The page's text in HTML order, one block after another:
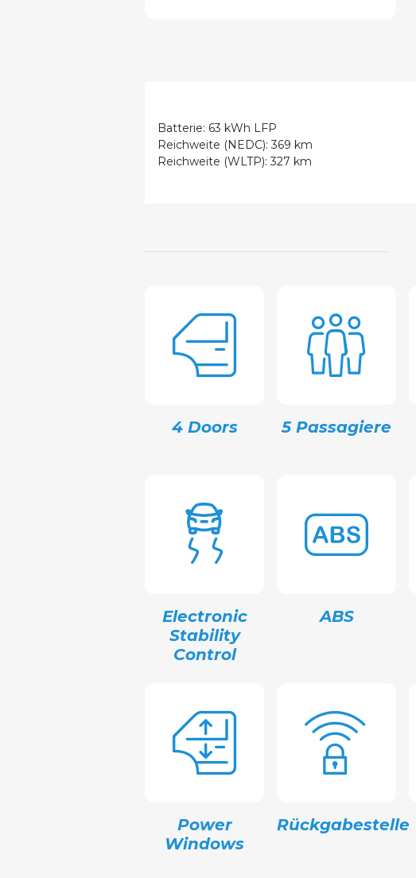
Batterie: 63 kWh LFP
Reichweite (NEDC): 369 km
Reichweite (WLTP): 327 km
4 Doors 5 Passagiere
Electronic
Stability
Control
ABS
Power
Windows
Rückgabestelle